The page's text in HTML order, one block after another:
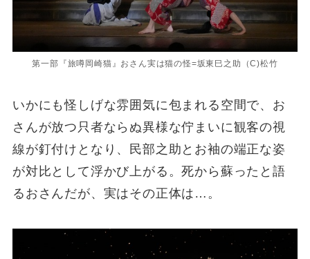
第一部『旅噂岡崎猫』おさん実は猫の怪=坂東巳之助（C)松竹
いかにも怪しげな雰囲気に包まれる空間で、お
さんが放つ只者ならぬ異様な佇まいに観客の視
線が釘付けとなり、民部之助とお袖の端正な姿
が対比として浮かび上がる。死から蘇ったと語
るおさんだが、実はその正体は…。